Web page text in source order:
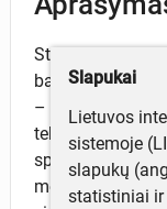
Stačiakampio
balto atlaso
– LTSR herbas
tekstas:
sporto
metikas,
Slapukai
Lietuvos
sistemoje
slapukų
statistiniai